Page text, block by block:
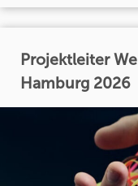
Projektleiter
Hamburg 2026